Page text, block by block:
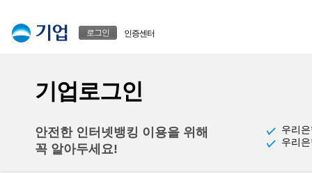
로그인 인증센터
기업로그인
안전한 인터넷뱅킹 이용을 위해
꼭 알아두세요!
우리
우리